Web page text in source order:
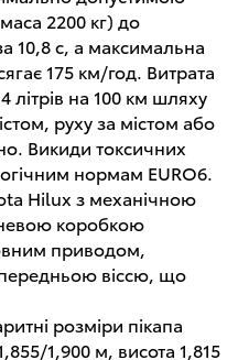
2200 кг) до
10,8 с, а максимальна
175 км/год. Витрата
літрів на 100 км шляху
руху за містом або
Викиди токсичних
нормам EURO6.
Hilux з механічною
коробкою
приводом,
віссю, що
розміри пікапа
1,900 м, висота 1,815